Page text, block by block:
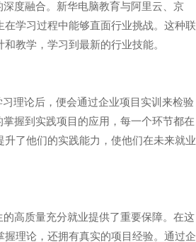
度融合。新华电脑教育与阿里云、京
学习过程中能够直面行业挑战。这种联
教学，学习到最新的行业技能。
理论后，便会通过企业项目实训来检验
握到实践项目的应用，每一个环节都在
了他们的实践能力，使他们在未来就业
高质量充分就业提供了重要保障。在这
理论，还拥有真实的项目经验。通过企